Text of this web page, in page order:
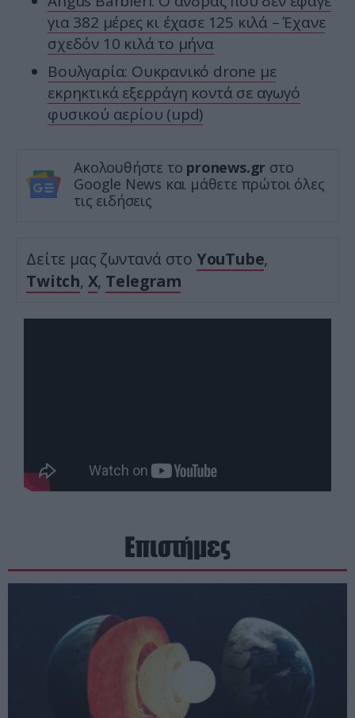
για 382 μέρες κι έχασε 125 κιλά – Έχανε
σχεδόν 10 κιλά το μήνα
Βουλγαρία: Ουκρανικό drone με
εκρηκτικά εξερράγη κοντά σε αγωγό
φυσικού αερίου (upd)
Ακολουθήστε το pronews.gr στο
Google News και μάθετε πρώτοι όλες
τις ειδήσεις
Δείτε μας ζωντανά στο YouTube,
Twitch, X, Telegram
Επιστήμες